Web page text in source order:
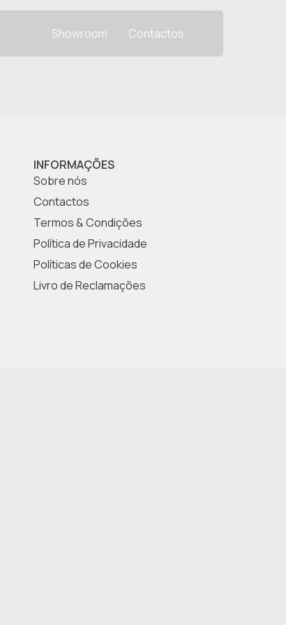
Showroom Contactos
INFORMAÇÕES
Sobre nós
Contactos
Termos & Condições
Política de Privacidade
Políticas de Cookies
Livro de Reclamações